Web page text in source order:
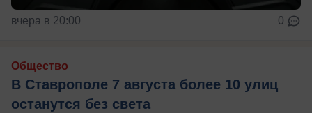
вчера в 20:00 0
Общество
В Ставрополе 7 августа более 10 улиц
останутся без света